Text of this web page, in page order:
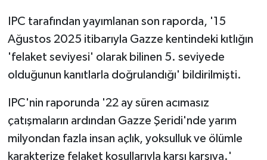
IPC tarafından yayımlanan son raporda, '15
Ağustos 2025 itibarıyla Gazze kentindeki kıtlığın
'felaket seviyesi' olarak bilinen 5. seviyede
olduğunun kanıtlarla doğrulandığı' bildirilmişti.
IPC'nin raporunda '22 ay süren acımasız
çatışmaların ardından Gazze Şeridi'nde yarım
milyondan fazla insan açlık, yoksulluk ve ölümle
karakterize felaket koşullarıyla karşı karşıya.'